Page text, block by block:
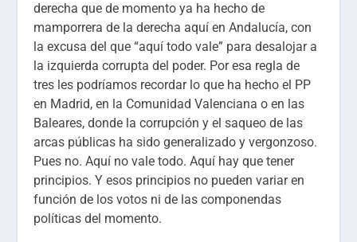
derecha que de momento ya ha hecho de
mamporrera de la derecha aquí en Andalucía, con
la excusa del que “aquí todo vale” para desalojar a
la izquierda corrupta del poder. Por esa regla de
tres les podríamos recordar lo que ha hecho el PP
en Madrid, en la Comunidad Valenciana o en las
Baleares, donde la corrupción y el saqueo de las
arcas públicas ha sido generalizado y vergonzoso.
Pues no. Aquí no vale todo. Aquí hay que tener
principios. Y esos principios no pueden variar en
función de los votos ni de las componendas
políticas del momento.